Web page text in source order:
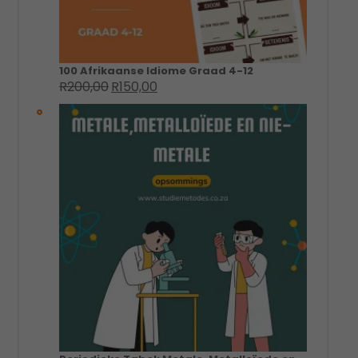
100 Afrikaanse Idiome Graad 4-12
R200,00 Original
price
was:
R200,00.
R150,00
price
is:
R150,00.